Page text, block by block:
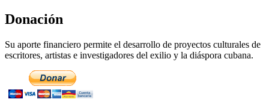
Donación
Su aporte financiero permite el desarrollo de proyectos culturales de
escritores, artistas e investigadores del exilio y la diáspora cubana.